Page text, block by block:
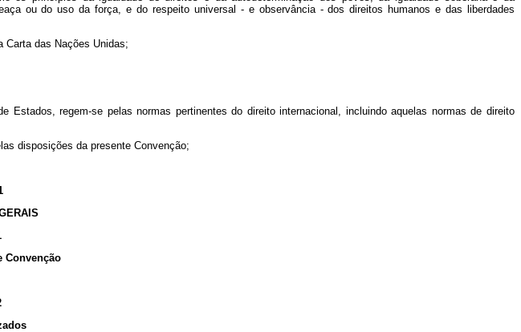
ou do uso da força, e do respeito universal - e observância - dos direitos humanos e das liberdades
Carta das Nações Unidas;
regem-se pelas normas pertinentes do direito internacional, incluindo aquelas normas de direito
disposições da presente Convenção;
Convenção